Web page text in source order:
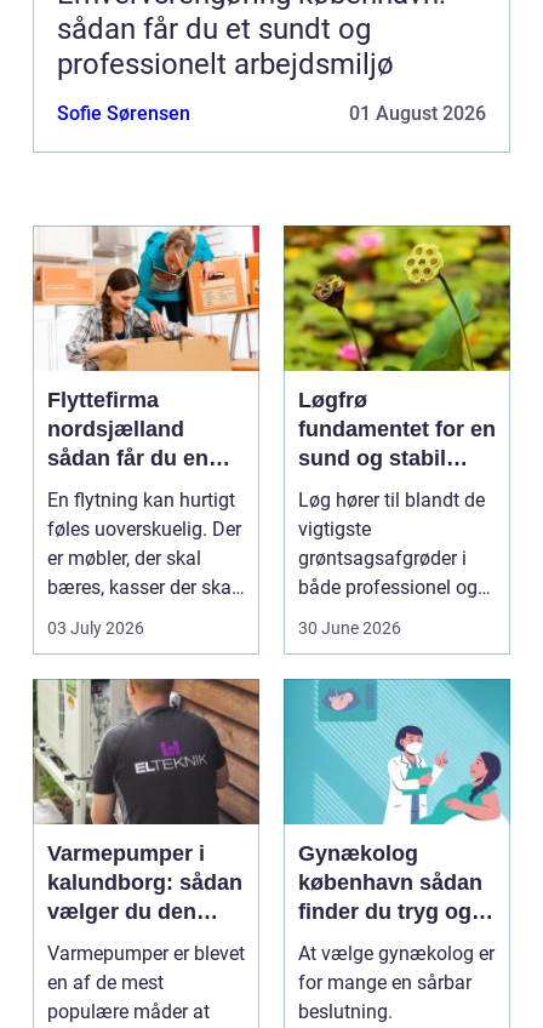
sådan får du et sundt og
professionelt arbejdsmiljø
Sofie Sørensen 01 August 2026
Flyttefirma
nordsjælland
sådan får du en
tryg og effektiv
flytning
En flytning kan hurtigt
føles uoverskuelig. Der
er møbler, der skal
bæres, kasser der skal
pakkes, o...
03 July 2026
Løgfrø
fundamentet for en
sund og stabil
løgavl
Løg hører til blandt de
vigtigste
grøntsagsafgrøder i
både professionel og
hobbybaseret
30 June 2026
Varmepumper i
kalundborg: sådan
vælger du den
rigtige løsning
Varmepumper er blevet
en af de mest
populære måder at
Gynækolog
københavn sådan
finder du tryg og
professionel hjælp
At vælge gynækolog er
for mange en sårbar
beslutning.